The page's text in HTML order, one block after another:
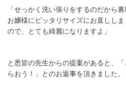
「せっかく洗い張りをするのだから
お嬢様にピッタリサイズにお直しし
ので、とても綺麗になりますよ」
と悉皆の先生からの提案があると、
らおう！」とのお返事を頂きました。